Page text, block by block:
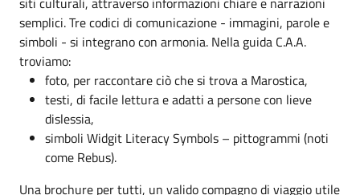
semplici. Tre codici di comunicazione - immagini, parole e
simboli - si integrano con armonia. Nella guida C.A.A.
troviamo:
foto, per raccontare ciò che si trova a Marostica,
testi, di facile lettura e adatti a persone con lieve
dislessia,
simboli Widgit Literacy Symbols – pittogrammi (noti
come Rebus).
Una brochure per tutti, un valido compagno di viaggio utile